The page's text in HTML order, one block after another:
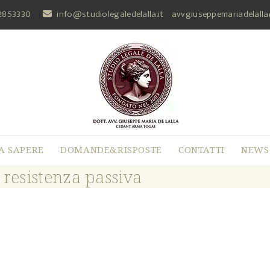
info@studiolegaledelalla.it
SAPERE DOMANDE&RISPOSTE CONTATTI NEWS
passiva